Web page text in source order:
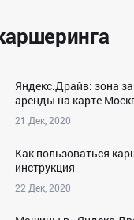
Яндекс.Драйв: зона
аренды на карте
21 Дек, 2020
Как пользоваться
инструкция
22 Дек, 2020